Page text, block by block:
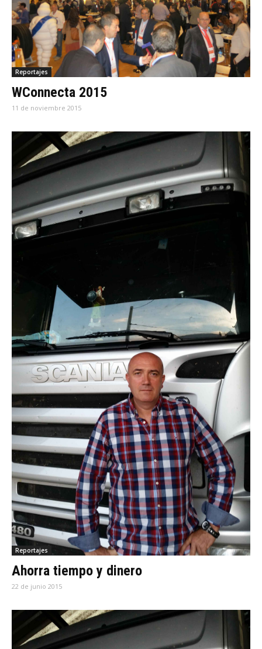
Reportajes
WConnecta 2015
11 de noviembre 2015
Reportajes
Ahorra tiempo y dinero
22 de junio 2015